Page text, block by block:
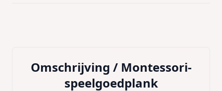
Omschrijving / Montessori-
speelgoedplank